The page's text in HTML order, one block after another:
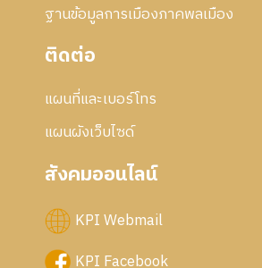
ฐานข้อมูลการเมืองภาคพลเมือง
ติดต่อ
แผนที่และเบอร์โทร
แผนผังเว็บไซด์
สังคมออนไลน์
KPI Webmail
KPI Facebook